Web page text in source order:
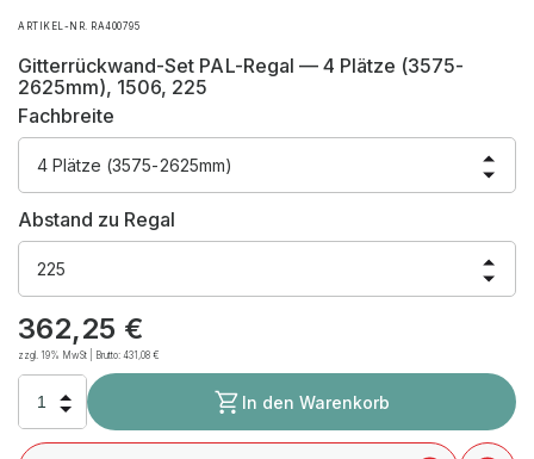
ARTIKEL-NR. RA400795
Gitterrückwand-Set PAL-Regal — 4 Plätze (3575-
2625mm), 1506, 225
Fachbreite
4 Plätze (3575-2625mm)
Abstand zu Regal
225
362,25 €
zzgl. 19% MwSt | Brutto:431,08€
In den Warenkorb